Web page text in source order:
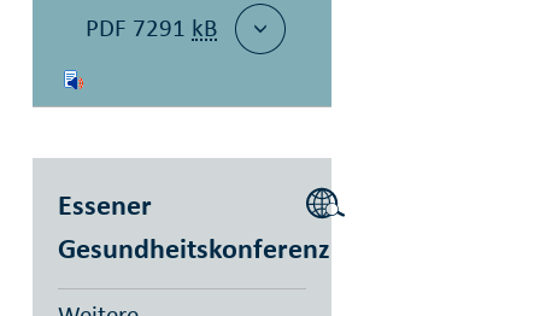
PDF 7291 kB
Essener
Gesundheitskonferenz